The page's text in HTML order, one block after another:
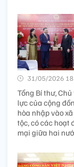
31/05/2026
Tổng Bí thư,
lực của cộng
hòa nhập vào
tộc, có các hoạt
mại giữa hai